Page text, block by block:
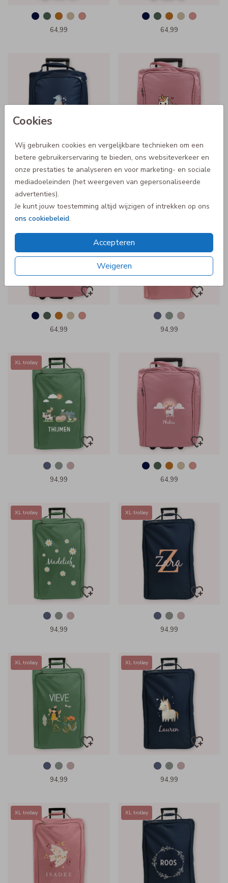
Cookies
Wij gebruiken cookies en vergelijkbare technieken om een
betere gebruikerservaring te bieden, ons websiteverkeer en
onze prestaties te analyseren en voor marketing- en sociale
mediadoeleinden (het weergeven van gepersonaliseerde
advertenties).
Je kunt jouw toestemming altijd wijzigen of intrekken op ons
ons cookiebeleid.
Accepteren
Weigeren
64,99 64,99
64,99 64,99
64,99 94,99
XL trolley
94,99 64,99
XL trolley
94,99
XL trolley
94,99
XL trolley
94,99
XL trolley
94,99
XL trolley XL trolley